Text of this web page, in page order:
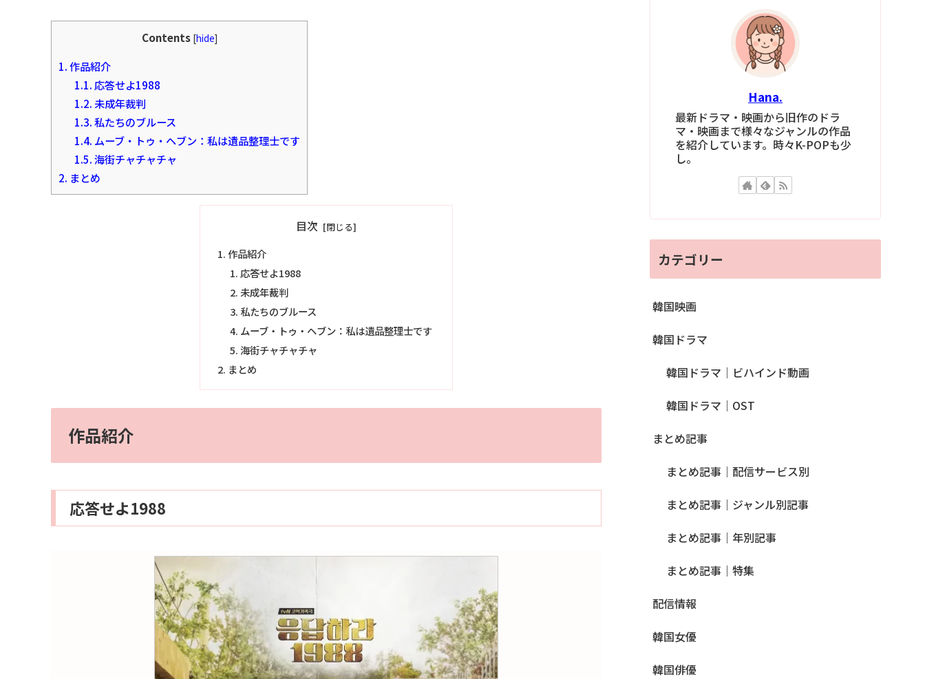
Contents [hide]
1.作品紹介
1.1. 応答せよ1988
1.2. 未成年裁判
1.3.私たちのブルース
1.4. ムーブ・トゥ・ヘブン：私は遺品整理士です
1.5.海街チャチャチャ
2. まとめ
目次
作品紹介
応答せよ1988
未成年裁判
私たちのブルース
ムーブ・トゥ・ヘブン：私は遺品整理士です
海街チャチャチャ
まとめ
作品紹介
応答せよ1988
Hana.
最新ドラマ・映画から旧作のドラ
マ・映画まで様々なジャンルの作品
を紹介しています。時々K-POPも少
し。
カテゴリー
韓国映画
韓国ドラマ
韓国ドラマ｜ビハインド動画
韓国ドラマ｜OST
まとめ記事
まとめ記事｜配信サービス別
まとめ記事｜ジャンル別記事
まとめ記事｜年別記事
まとめ記事｜特集
配信情報
韓国女優
韓国俳優